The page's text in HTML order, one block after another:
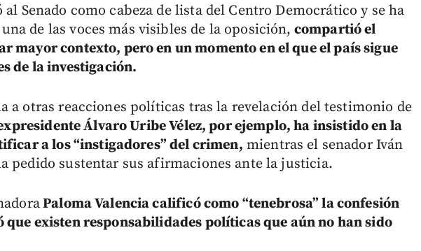
Senado como cabeza de lista del Centro Democrático y se ha
de las voces más visibles de la oposición, compartió el
mayor contexto, pero en un momento en el que el país sigue
de la investigación.
a otras reacciones políticas tras la revelación del testimonio de
Álvaro Uribe Vélez, por ejemplo, ha insistido en la
a los “instigadores” del crimen, mientras el senador Iván
pedido sustentar sus afirmaciones ante la justicia.
Paloma Valencia calificó como “tenebrosa” la confesión
que existen responsabilidades políticas que aún no han sido